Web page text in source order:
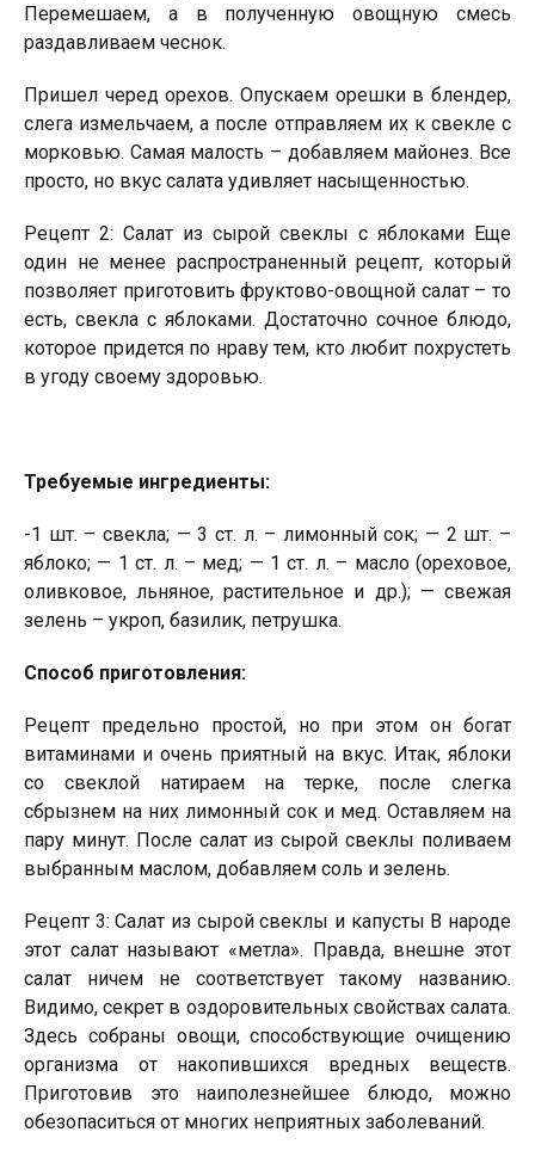
Перемешаем, а в полученную овощную смесь
раздавливаем чеснок.
Пришел черед орехов. Опускаем орешки в блендер,
слега измельчаем, а после отправляем их к свекле с
морковью. Самая малость – добавляем майонез. Все
просто, но вкус салата удивляет насыщенностью.
Рецепт 2: Салат из сырой свеклы с яблоками Еще
один не менее распространенный рецепт, который
позволяет приготовить фруктово-овощной салат – то
есть, свекла с яблоками. Достаточно сочное блюдо,
которое придется по нраву тем, кто любит похрустеть
в угоду своему здоровью.
Требуемые ингредиенты:
-1 шт. – свекла; — 3 ст. л. – лимонный сок; — 2 шт. –
яблоко; — 1 ст. л. – мед; — 1 ст. л. – масло (ореховое,
оливковое, льняное, растительное и др.); — свежая
зелень – укроп, базилик, петрушка.
Способ приготовления:
Рецепт предельно простой, но при этом он богат
витаминами и очень приятный на вкус. Итак, яблоки
со свеклой натираем на терке, после слегка
сбрызнем на них лимонный сок и мед. Оставляем на
пару минут. После салат из сырой свеклы поливаем
выбранным маслом, добавляем соль и зелень.
Рецепт 3: Салат из сырой свеклы и капусты В народе
этот салат называют «метла». Правда, внешне этот
салат ничем не соответствует такому названию.
Видимо, секрет в оздоровительных свойствах салата.
Здесь собраны овощи, способствующие очищению
организма от накопившихся вредных веществ.
Приготовив это наиполезнейшее блюдо, можно
обезопаситься от многих неприятных заболеваний.